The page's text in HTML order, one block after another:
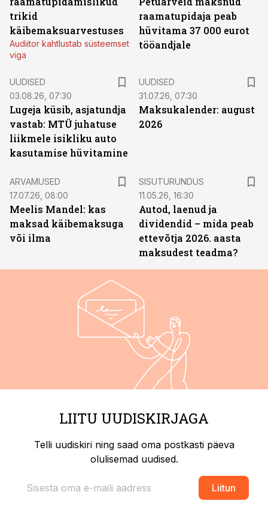
trikid
käibemaksuarvestuses
Audiitor kahtlustab süsteemset
viga
raamatupidaja peab
hüvitama 37 000 eurot
tööandjale
UUDISED
03.08.26, 07:30
Lugeja küsib, asjatundja
vastab: MTÜ juhatuse
liikmele isikliku auto
kasutamise hüvitamine
UUDISED
31.07.26, 07:30
Maksukalender: august
2026
ARVAMUSED
17.07.26, 08:00
Meelis Mandel: kas
maksad käibemaksuga
või ilma
SISUTURUNDUS
11.05.26, 16:30
Autod, laenud ja
dividendid – mida peab
ettevõtja 2026. aasta
maksudest teadma?
LIITU UUDISKIRJAGA
Telli uudiskiri ning saad oma postkasti päeva
olulisemad uudised.
Liitun